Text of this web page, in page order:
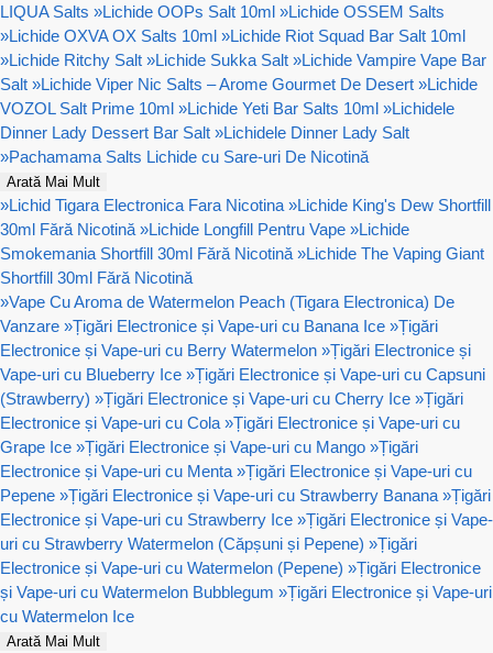
LIQUA Salts »Lichide OOPs Salt 10ml »Lichide OSSEM Salts
»Lichide OXVA OX Salts 10ml »Lichide Riot Squad Bar Salt 10ml
»Lichide Ritchy Salt »Lichide Sukka Salt »Lichide Vampire Vape Bar
Salt »Lichide Viper Nic Salts – Arome Gourmet De Desert »Lichide
VOZOL Salt Prime 10ml »Lichide Yeti Bar Salts 10ml »Lichidele
Dinner Lady Dessert Bar Salt »Lichidele Dinner Lady Salt
»Pachamama Salts Lichide cu Sare-uri De Nicotină
Arată Mai Mult
»Lichid Tigara Electronica Fara Nicotina »Lichide King's Dew Shortfill
30ml Fără Nicotină »Lichide Longfill Pentru Vape »Lichide
Smokemania Shortfill 30ml Fără Nicotină »Lichide The Vaping Giant
Shortfill 30ml Fără Nicotină
»Vape Cu Aroma de Watermelon Peach (Tigara Electronica) De
Vanzare »Țigări Electronice și Vape-uri cu Banana Ice »Țigări
Electronice și Vape-uri cu Berry Watermelon »Țigări Electronice și
Vape-uri cu Blueberry Ice »Țigări Electronice și Vape-uri cu Capsuni
(Strawberry) »Țigări Electronice și Vape-uri cu Cherry Ice »Țigări
Electronice și Vape-uri cu Cola »Țigări Electronice și Vape-uri cu
Grape Ice »Țigări Electronice și Vape-uri cu Mango »Țigări
Electronice și Vape-uri cu Menta »Țigări Electronice și Vape-uri cu
Pepene »Țigări Electronice și Vape-uri cu Strawberry Banana »Țigări
Electronice și Vape-uri cu Strawberry Ice »Țigări Electronice și Vape-
uri cu Strawberry Watermelon (Căpșuni și Pepene) »Țigări
Electronice și Vape-uri cu Watermelon (Pepene) »Țigări Electronice
și Vape-uri cu Watermelon Bubblegum »Țigări Electronice și Vape-uri
cu Watermelon Ice
Arată Mai Mult